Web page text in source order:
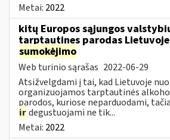
Metai: 2022
kitų Europos sąjungos
tarptautines parodas
sumokėjimo
Web turinio sąrašas 2022-06-29
Atsižvelgdami į tai, kad Lietuvoje
organizuojamos tarptautinės
parodos, kuriose neparduodami,
irdegustuojami ne tik...
Metai: 2022